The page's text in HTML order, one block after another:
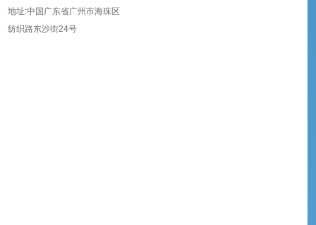
地址:中国广东省广州市海珠区
纺织路东沙街24号